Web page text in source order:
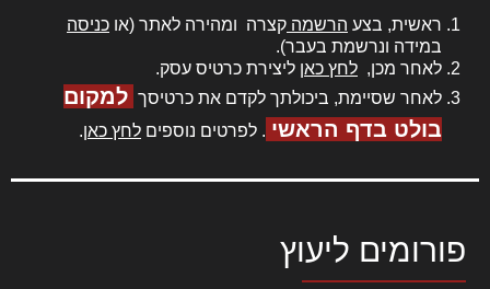
ראשית, בצע הרשמה קצרה ומהירה לאתר (או כניסה
במידה ונרשמת בעבר).
לאחר מכן, לחץ כאן ליצירת כרטיס עסק.
לאחר שסיימת, ביכולתך לקדם את כרטיסך למקום
בולט בדף הראשי . לפרטים נוספים לחץ כאן.
פורומים ליעוץ